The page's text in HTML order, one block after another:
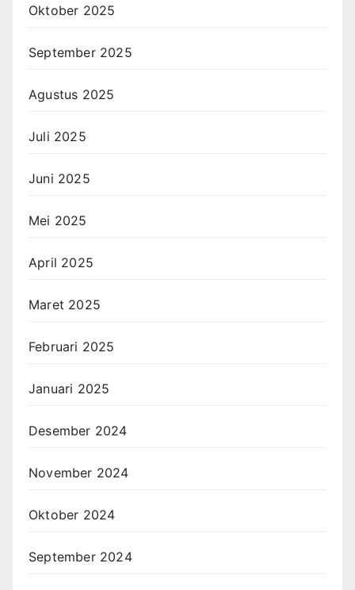
Oktober 2025
September 2025
Agustus 2025
Juli 2025
Juni 2025
Mei 2025
April 2025
Maret 2025
Februari 2025
Januari 2025
Desember 2024
November 2024
Oktober 2024
September 2024